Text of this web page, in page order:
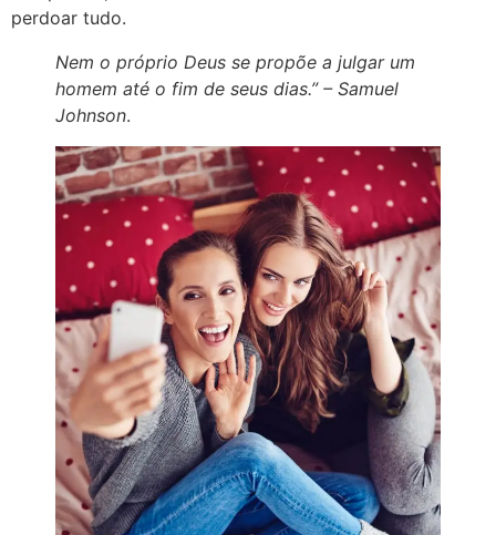
perdoar tudo.
Nem o próprio Deus se propõe a julgar um
homem até o fim de seus dias.” – Samuel
Johnson.